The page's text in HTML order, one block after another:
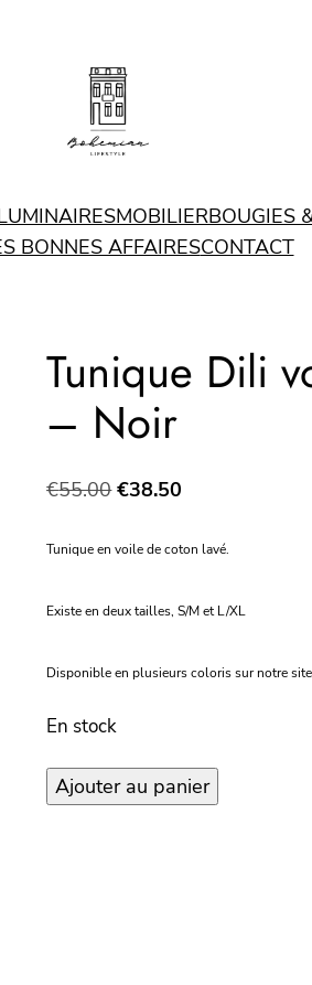
MOBILIERBOUGIES
BONNES AFFAIRESCONTACT
Tunique Dili
– Noir
€55.00Le
initial
€55.00.
€38.50
actuel
€38.50.
Tunique en voile de coton lavé.
Existe en deux tailles, S/M et L/XL
Disponible en plusieurs coloris sur notre site
En stock
quantité
de
Ajouter au panier